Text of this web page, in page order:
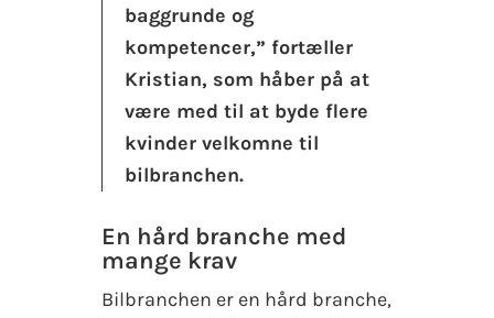
baggrunde og
kompetencer,” fortæller
Kristian, som håber på at
være med til at byde flere
kvinder velkomne til
bilbranchen.
En hård branche med
mange krav
Bilbranchen er en hård branche,